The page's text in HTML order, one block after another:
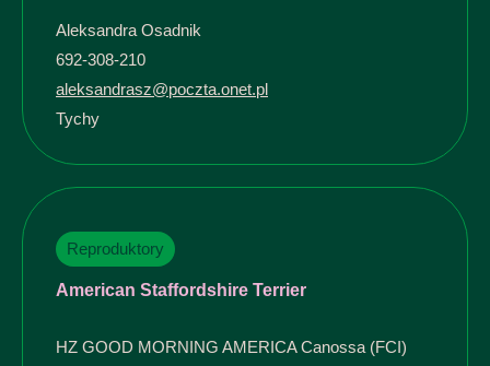
Aleksandra Osadnik
692-308-210
aleksandrasz@poczta.onet.pl
Tychy
Reproduktory
American Staffordshire Terrier
HZ GOOD MORNING AMERICA Canossa (FCI)